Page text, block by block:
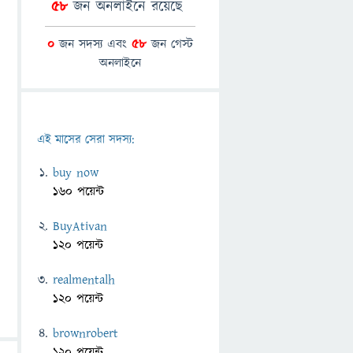
58জন অনলাইনে রয়েছে
0 জন সদস্য এবং 58 জন গেস্ট
অনলাইনে
এই মাসের সেরা সদস্য:
buy now
160 পয়েন্ট
BuyAtivan
120 পয়েন্ট
realmentalh
120 পয়েন্ট
brownrobert